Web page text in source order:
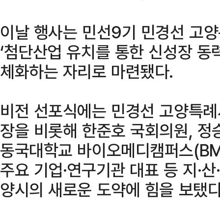
이날 행사는 민선9기 민경선 고
‘첨단산업 유치를 통한 신성장
체화하는 자리로 마련됐다.
비전 선포식에는 민경선 고양특
장을 비롯해 한준호 국회의원,
동국대학교 바이오메디캠퍼스
주요 기업·연구기관 대표 등 지·
양시의 새로운 도약에 힘을 보탰